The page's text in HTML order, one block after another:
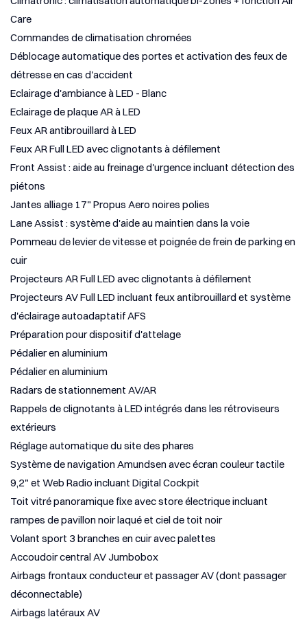
Care
Commandes de climatisation chromées
Déblocage automatique des portes et activation des feux de
détresse en cas d'accident
Eclairage d'ambiance à LED - Blanc
Eclairage de plaque AR à LED
Feux AR antibrouillard à LED
Feux AR Full LED avec clignotants à défilement
Front Assist : aide au freinage d'urgence incluant détection des
piétons
Jantes alliage 17" Propus Aero noires polies
Lane Assist : système d'aide au maintien dans la voie
Pommeau de levier de vitesse et poignée de frein de parking en
cuir
Projecteurs AR Full LED avec clignotants à défilement
Projecteurs AV Full LED incluant feux antibrouillard et système
d'éclairage autoadaptatif AFS
Préparation pour dispositif d'attelage
Pédalier en aluminium
Pédalier en aluminium
Radars de stationnement AV/AR
Rappels de clignotants à LED intégrés dans les rétroviseurs
extérieurs
Réglage automatique du site des phares
Système de navigation Amundsen avec écran couleur tactile
9,2" et Web Radio incluant Digital Cockpit
Toit vitré panoramique fixe avec store électrique incluant
rampes de pavillon noir laqué et ciel de toit noir
Volant sport 3 branches en cuir avec palettes
Accoudoir central AV Jumbobox
Airbags frontaux conducteur et passager AV (dont passager
déconnectable)
Airbags latéraux AV